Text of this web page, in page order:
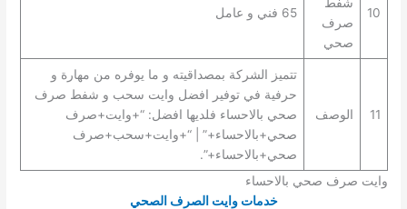
10
صرف
صحي
65 فني و عامل
11 الوصف
تتميز الشركة بمصداقيته و ما يوفره من مهارة و
حرفية في توفير افضل وايت سحب و شفط صرف
صحي بالاحساء فلديها افضل: “+وايت+صرف
صحي+بالاحساء+” | “+وايت+سحب+صرف
صحي+بالاحساء+”.
وايت صرف صحي بالاحساء
خدمات وايت الصرف الصحي